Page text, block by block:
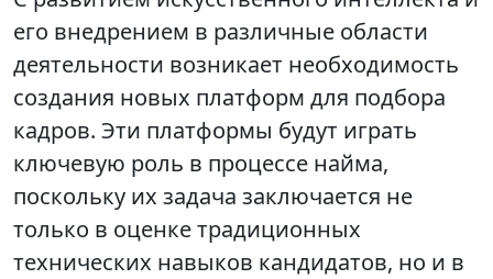
его внедрением в различные области
деятельности возникает необходимость
создания новых платформ для подбора
кадров. Эти платформы будут играть
ключевую роль в процессе найма,
поскольку их задача заключается не
только в оценке традиционных
технических навыков кандидатов, но и в